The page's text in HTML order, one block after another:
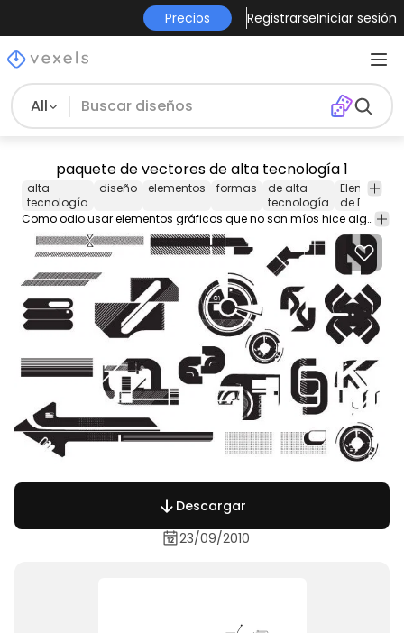
Precios RegistrarseIniciar sesión
All
paquete de vectores de alta tecnología 1
alta
tecnología
diseño elementos formas
de alta
tecnología
Elementos
de Diseño
Como odio usar elementos gráficos que no son míos hice algunas formas de "alta tecnología" pensé que sería genial compartirlo con ustedes. Puede descargarlos y utilizarlos para su trabajo personal siempre y cuando no se beneficie de ellos o los reclame como propio ^^. ¡Espero que pueda ayudar!
Descargar
23/09/2010